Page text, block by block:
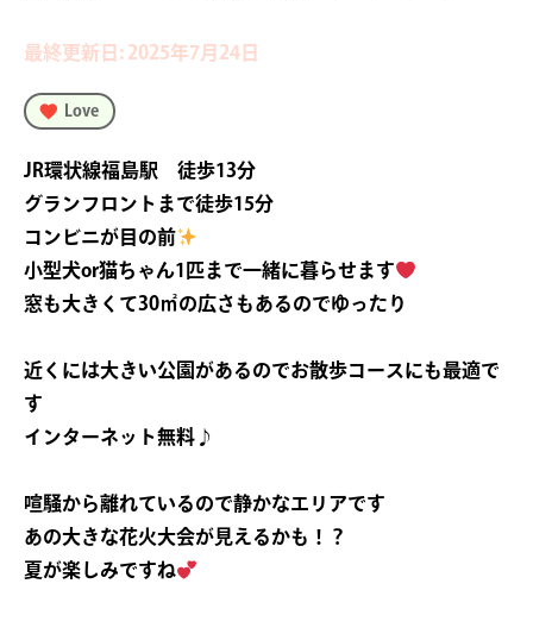
最終更新日: 2025年7月24日
Love
JR環状線福島駅 徒歩13分
グランフロントまで徒歩15分
コンビニが目の前
小型犬or猫ちゃん1匹まで一緒に暮らせます
窓も大きくて30㎡の広さもあるのでゆったり
近くには大きい公園があるのでお散歩コースにも最適で
す
インターネット無料♪
喧騒から離れているので静かなエリアです
あの大きな花火大会が見えるかも！？
夏が楽しみですね